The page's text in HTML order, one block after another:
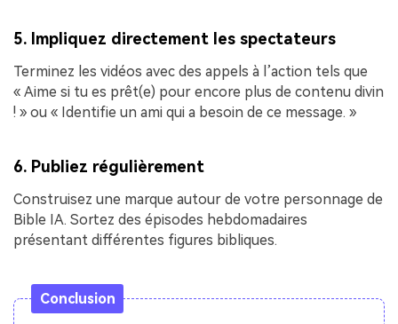
5. Impliquez directement les spectateurs
Terminez les vidéos avec des appels à l’action tels que
« Aime si tu es prêt(e) pour encore plus de contenu divin
! » ou « Identifie un ami qui a besoin de ce message. »
6. Publiez régulièrement
Construisez une marque autour de votre personnage de
Bible IA. Sortez des épisodes hebdomadaires
présentant différentes figures bibliques.
Conclusion